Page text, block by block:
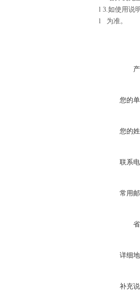
l 3.如使用说
l
为准。
您的
您的
联系
常用
详细
补充